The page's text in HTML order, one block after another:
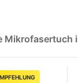
Mikrofasertuch